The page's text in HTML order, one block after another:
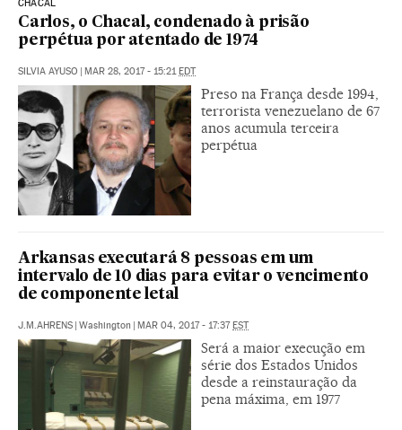
CHACAL
Carlos, o Chacal, condenado à prisão
perpétua por atentado de 1974
SILVIA AYUSO | MAR 28, 2017 - 15:21EDT
Preso na França desde 1994,
terrorista venezuelano de 67
anos acumula terceira
perpétua
Arkansas executará 8 pessoas em um
intervalo de 10 dias para evitar o vencimento
de componente letal
J.M.AHRENS | Washington | MAR 04, 2017 - 17:37EST
Será a maior execução em
série dos Estados Unidos
desde a reinstauração da
pena máxima, em 1977